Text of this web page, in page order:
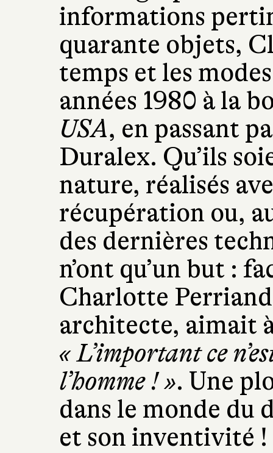
informations
quarante objets,
temps et les
années 1980 à la
USA, en passant
Duralex. Qu’ils
nature, réalisés
récupération ou,
des dernières
n’ont qu’un but :
Charlotte
architecte, aimait
« L’important ce
l’homme ! ». Une
dans le monde du
et son inventivité !